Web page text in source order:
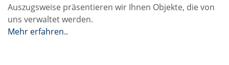
Auszugsweise präsentieren wir Ihnen Objekte, die von
uns verwaltet werden.
Mehr erfahren..